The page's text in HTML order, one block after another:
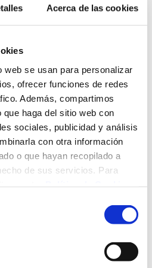
Acerca de las cookies
web se usan para personalizar
ofrecer funciones de redes
Además, compartimos
haga del sitio web con
sociales, publicidad y análisis
con otra información
o que hayan recopilado a
de sus servicios. Para
a partir de ahora formará parte
por su disposición a la hora de
de exposiciones del Hospital
Valdecilla. Y, tras ello, ha
exposiciones representan una
se congracie con las artes
dentro del proceso de
que las propias personas
de apreciar el arte y la belleza
del hospital ha agradecido al
persona y universo” que gira